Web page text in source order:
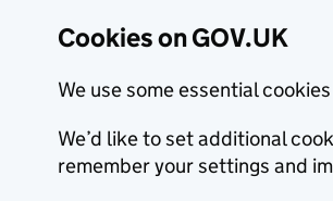
Cookies on GOV.UK
We use some essential
We’d like to set additional
remember your settings and